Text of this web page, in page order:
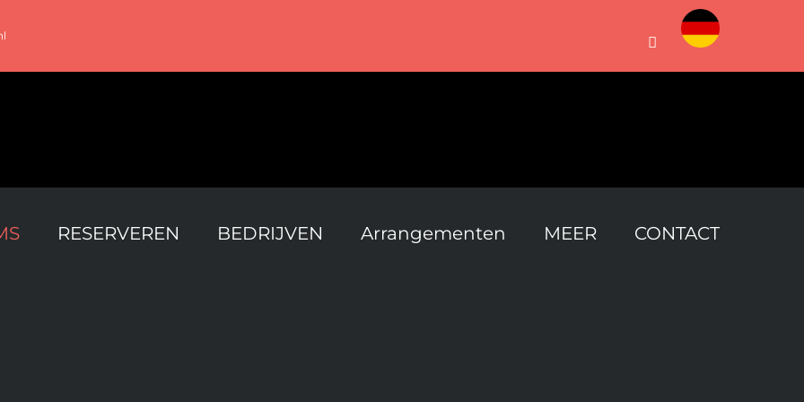
Facebook
Custom
RESERVEREN BEDRIJVEN Arrangementen MEER CONTACT